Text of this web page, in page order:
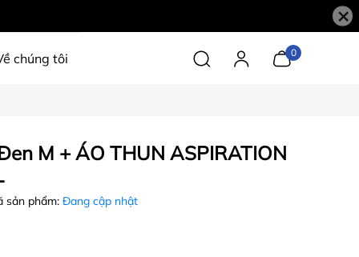
×
chúng tôi 0
M + ÁO THUN ASPIRATION
sản phẩm: Đang cập nhật